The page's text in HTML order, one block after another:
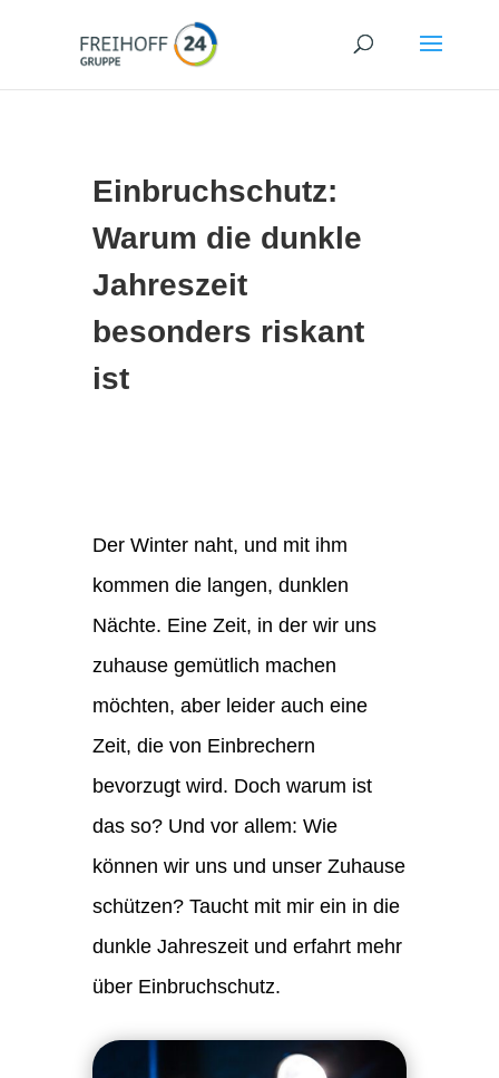
Einbruchschutz:
Warum die dunkle
Jahreszeit
besonders riskant
ist
Der Winter naht, und mit ihm
kommen die langen, dunklen
Nächte. Eine Zeit, in der wir uns
zuhause gemütlich machen
möchten, aber leider auch eine
Zeit, die von Einbrechern
bevorzugt wird. Doch warum ist
das so? Und vor allem: Wie
können wir uns und unser Zuhause
schützen? Taucht mit mir ein in die
dunkle Jahreszeit und erfahrt mehr
über Einbruchschutz.